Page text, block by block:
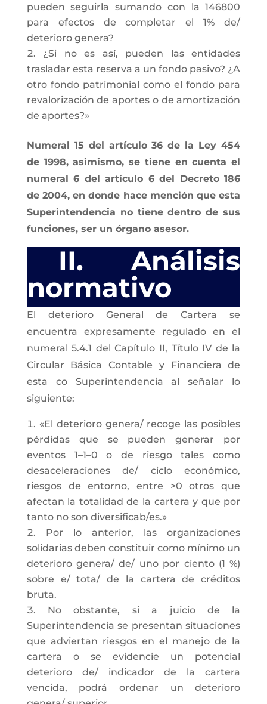
pueden seguirla sumando con la 146800
para efectos de completar el 1% de/
deterioro genera?
¿Si no es así, pueden las entidades
trasladar esta reserva a un fondo pasivo? ¿A
otro fondo patrimonial como el fondo para
revalorización de aportes o de amortización
de aportes?»
Numeral 15 del artículo 36 de la Ley 454
de 1998, asimismo, se tiene en cuenta el
numeral 6 del artículo 6 del Decreto 186
de 2004, en donde hace mención que esta
Superintendencia no tiene dentro de sus
funciones, ser un órgano asesor.
II. Análisis
normativo
El deterioro General de Cartera se
encuentra expresamente regulado en el
numeral 5.4.1 del Capítulo II, Título IV de la
Circular Básica Contable y Financiera de
esta co Superintendencia al señalar lo
siguiente:
«El deterioro genera/ recoge las posibles
pérdidas que se pueden generar por
eventos 1–1–0 o de riesgo tales como
desaceleraciones de/ ciclo económico,
riesgos de entorno, entre >0 otros que
afectan la totalidad de la cartera y que por
tanto no son diversificab/es.»
Por lo anterior, las organizaciones
solidarias deben constituir como mínimo un
deterioro genera/ de/ uno por ciento (1 %)
sobre e/ tota/ de la cartera de créditos
bruta.
No obstante, si a juicio de la
Superintendencia se presentan situaciones
que adviertan riesgos en el manejo de la
cartera o se evidencie un potencial
deterioro de/ indicador de la cartera
vencida, podrá ordenar un deterioro